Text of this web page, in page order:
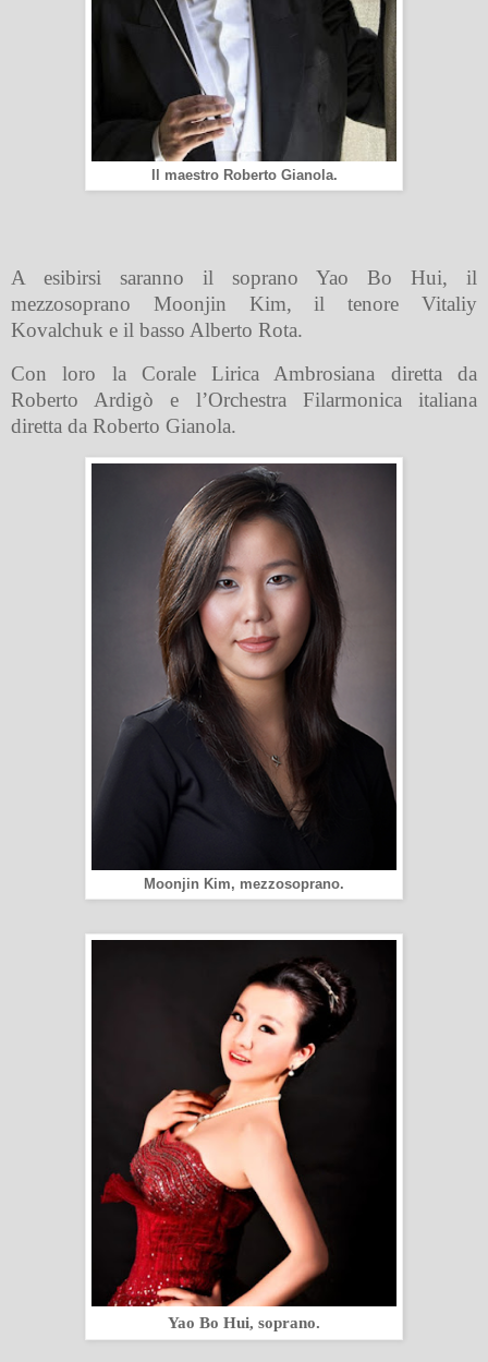
Il maestro Roberto Gianola.
A esibirsi saranno il soprano Yao Bo Hui, il
mezzosoprano Moonjin Kim, il tenore Vitaliy
Kovalchuk e il basso Alberto Rota.
Con loro la Corale Lirica Ambrosiana diretta da
Roberto Ardigò e l’Orchestra Filarmonica italiana
diretta da Roberto Gianola.
Moonjin Kim, mezzosoprano.
Yao Bo Hui, soprano.